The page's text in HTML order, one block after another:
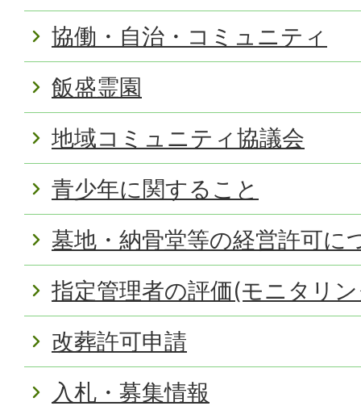
協働・自治・コミュニティ
飯盛霊園
地域コミュニティ協議会
青少年に関すること
墓地・納骨堂等の経営許可に
指定管理者の評価(モニタリ
改葬許可申請
入札・募集情報